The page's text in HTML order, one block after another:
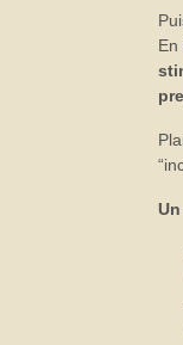
En